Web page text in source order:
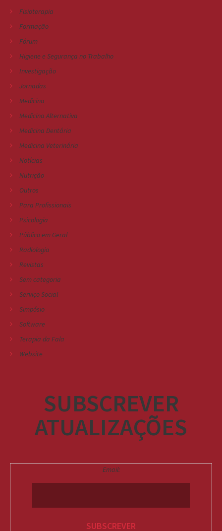
Fisioterapia
Formação
Fórum
Higiene e Segurança no Trabalho
Investigação
Jornadas
Medicina
Medicina Alternativa
Medicina Dentária
Medicina Veterinária
Notícias
Nutrição
Outros
Para Profissionais
Psicologia
Público em Geral
Radiologia
Revistas
Sem categoria
Serviço Social
Simpósio
Software
Terapia da Fala
Website
SUBSCREVER
ATUALIZAÇÕES
Email: